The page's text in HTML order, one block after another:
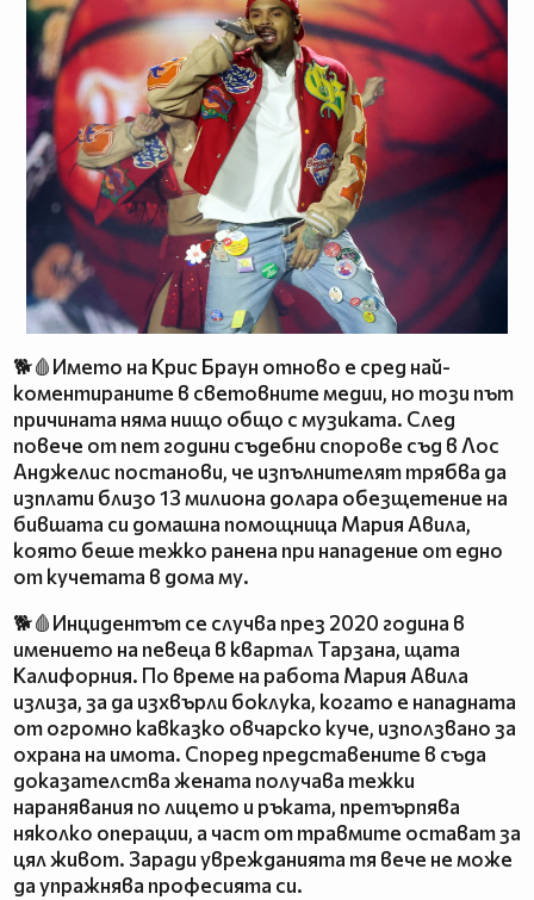
🐕🩸Името на Крис Браун отново е сред най-
коментираните в световните медии, но този път
причината няма нищо общо с музиката. След
повече от пет години съдебни спорове съд в Лос
Анджелис постанови, че изпълнителят трябва да
изплати близо 13 милиона долара обезщетение на
бившата си домашна помощница Мария Авила,
която беше тежко ранена при нападение от едно
от кучетата в дома му.
🐕🩸Инцидентът се случва през 2020 година в
имението на певеца в квартал Тарзана, щата
Калифорния. По време на работа Мария Авила
излиза, за да изхвърли боклука, когато е нападната
от огромно кавказко овчарско куче, използвано за
охрана на имота. Според представените в съда
доказателства жената получава тежки
наранявания по лицето и ръката, претърпява
няколко операции, а част от травмите остават за
цял живот. Заради уврежданията тя вече не може
да упражнява професията си.